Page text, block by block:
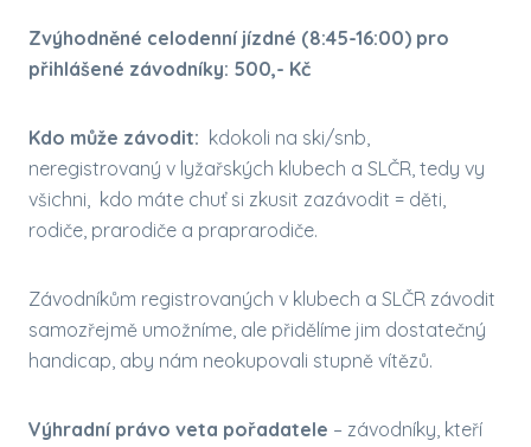
Zvýhodněné celodenní jízdné (8:45-16:00) pro
přihlášené závodníky: 500,- Kč
Kdo může závodit: kdokoli na ski/snb,
neregistrovaný v lyžařských klubech a SLČR, tedy vy
všichni, kdo máte chuť si zkusit zazávodit = děti,
rodiče, prarodiče a praprarodiče.
Závodníkům registrovaných v klubech a SLČR závodit
samozřejmě umožníme, ale přidělíme jim dostatečný
handicap, aby nám neokupovali stupně vítězů.
Výhradní právo veta pořadatele – závodníky, kteří